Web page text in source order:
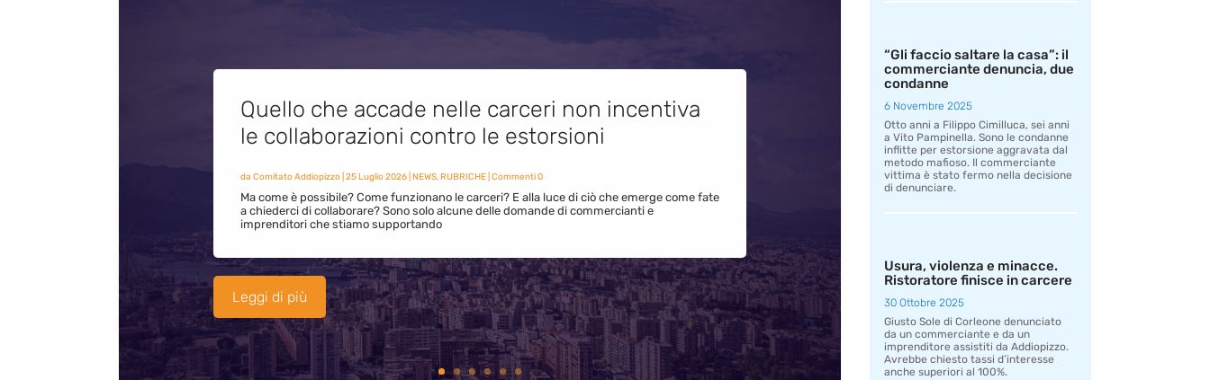
Quello che accade nelle carceri non incentiva
le collaborazioni contro le estorsioni
da Comitato Addiopizzo| 25 Luglio 2026| NEWS,RUBRICHE| Commenti 0
Ma come è possibile? Come funzionano le carceri? E alla luce di ciò che emerge come fate
a chiederci di collaborare? Sono solo alcune delle domande di commercianti e
imprenditori che stiamo supportando
Leggi di più
“Gli faccio saltare la casa”: il
commerciante denuncia, due
condanne
6 Novembre 2025
Otto anni a Filippo Cimilluca, sei anni
a Vito Pampinella. Sono le condanne
inflitte per estorsione aggravata dal
metodo mafioso. Il commerciante
vittima è stato fermo nella decisione
di denunciare.
Usura, violenza e minacce.
Ristoratore finisce in carcere
30 Ottobre 2025
Giusto Sole di Corleone denunciato
da un commerciante e da un
imprenditore assistiti da Addiopizzo.
Avrebbe chiesto tassi d’interesse
anche superiori al 100%.